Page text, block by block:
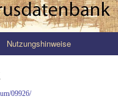
Nutzungshinweise
09926/